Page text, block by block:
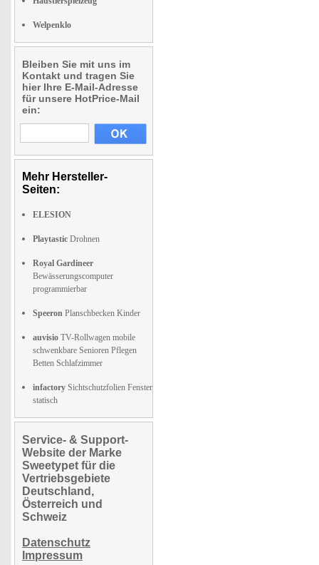
Welpenklo
Bleiben Sie mit uns im
Kontakt und tragen Sie
hier Ihre E-Mail-Adresse
für unsere HotPrice-Mail
ein:
Mehr Hersteller-
Seiten:
ELESION
Playtastic Drohnen
Royal Gardineer
Bewässerungscomputer
programmierbar
Speeron Planschbecken Kinder
auvisio TV-Rollwagen mobile
schwenkbare Senioren Pflegen
Betten Schlafzimmer
infactory Sichtschutzfolien Fenster
statisch
Service- & Support-
Website der Marke
Sweetypet für die
Vertriebsgebiete
Deutschland,
Österreich und
Schweiz
Datenschutz
Impressum